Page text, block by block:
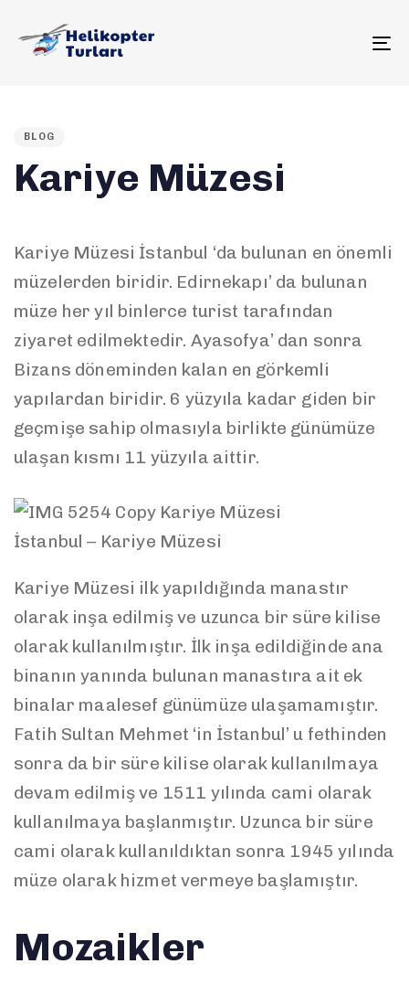
IN:
BLOG
Kariye Müzesi
Kariye Müzesi İstanbul ‘da bulunan en önemli
müzelerden biridir. Edirnekapı’ da bulunan
müze her yıl binlerce turist tarafından
ziyaret edilmektedir. Ayasofya’ dan sonra
Bizans döneminden kalan en görkemli
yapılardan biridir. 6 yüzyıla kadar giden bir
geçmişe sahip olmasıyla birlikte günümüze
ulaşan kısmı 11 yüzyıla aittir.
İstanbul – Kariye Müzesi
Kariye Müzesi ilk yapıldığında manastır
olarak inşa edilmiş ve uzunca bir süre kilise
olarak kullanılmıştır. İlk inşa edildiğinde ana
binanın yanında bulunan manastıra ait ek
binalar maalesef günümüze ulaşamamıştır.
Fatih Sultan Mehmet ‘in İstanbul’ u fethinden
sonra da bir süre kilise olarak kullanılmaya
devam edilmiş ve 1511 yılında cami olarak
kullanılmaya başlanmıştır. Uzunca bir süre
cami olarak kullanıldıktan sonra 1945 yılında
müze olarak hizmet vermeye başlamıştır.
Mozaikler